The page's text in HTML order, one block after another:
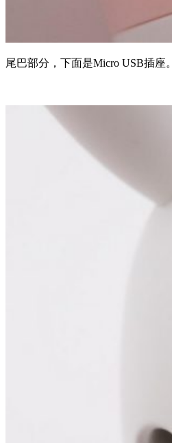
尾巴部分，下面是Micro USB插座。